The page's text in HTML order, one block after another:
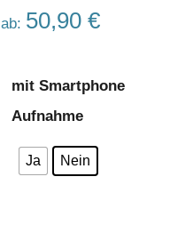
ab: 50,90€
mit Smartphone
Aufnahme
Ja Nein